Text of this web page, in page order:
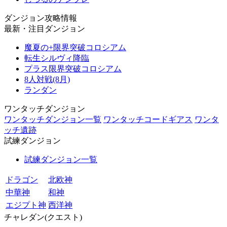
ダンジョン攻略情報
最新・注目ダンジョン
魔夏の+限界突破コロシアム
転生シルヴィ降臨
プラス限界突破コロシアム
8人対戦(8月)
ランダン
ワンタッチダンジョン
ワンタッチダンジョン一覧 ワンタッチコードギアス ワンタ
ッチ遺跡
試練ダンジョン
試練ダンジョン一覧
ドラゴン
北欧神
中華神
和神
エジプト神 西洋神
チャレダン(クエスト)